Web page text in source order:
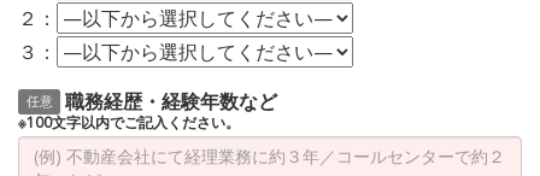
２：
３：
任意 職務経歴・経験年数など
※100文字以内でご記入ください。